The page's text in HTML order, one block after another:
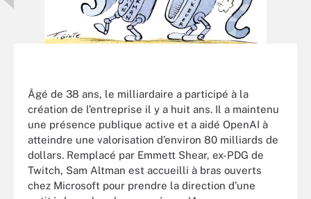
Âgé de 38 ans, le milliardaire a participé à la
création de l’entreprise il y a huit ans. Il a maintenu
une présence publique active et a aidé OpenAI à
atteindre une valorisation d’environ 80 milliards de
dollars. Remplacé par Emmett Shear, ex-PDG de
Twitch, Sam Altman est accueilli à bras ouverts
chez Microsoft pour prendre la direction d’une